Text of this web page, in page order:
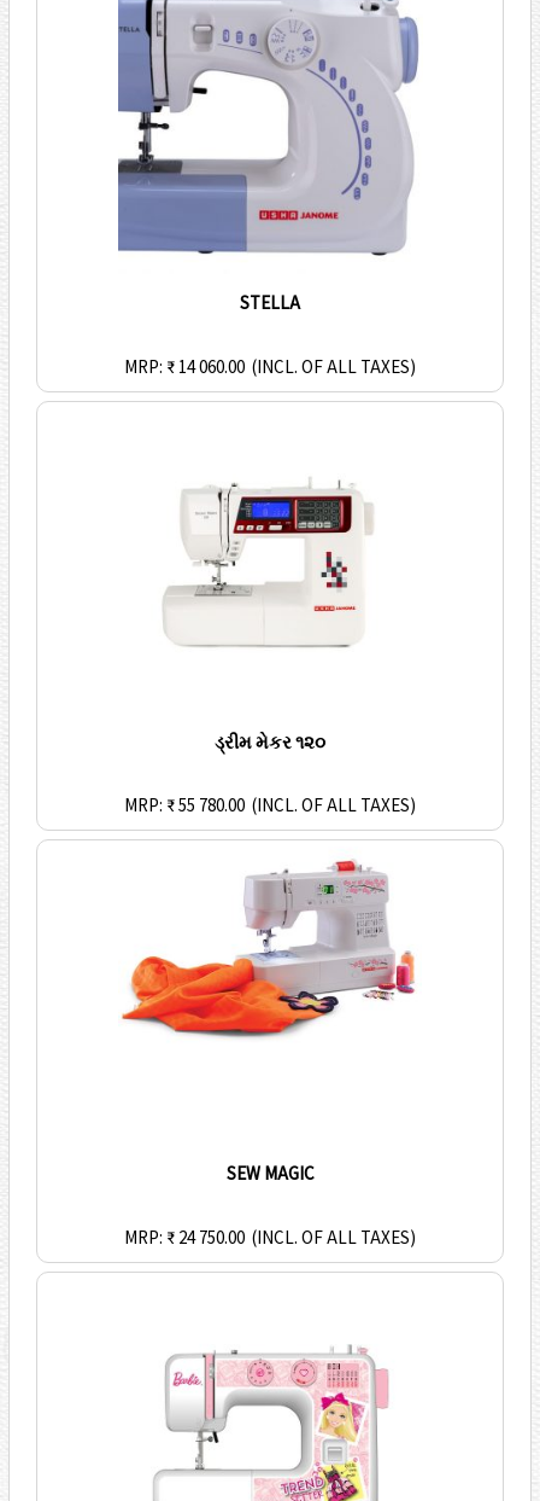
STELLA
MRP: ₹ 14 060.00 (INCL. OF ALL TAXES)
ડ્રીમ મેકર ૧૨૦
MRP: ₹ 55 780.00 (INCL. OF ALL TAXES)
SEW MAGIC
MRP: ₹ 24 750.00 (INCL. OF ALL TAXES)